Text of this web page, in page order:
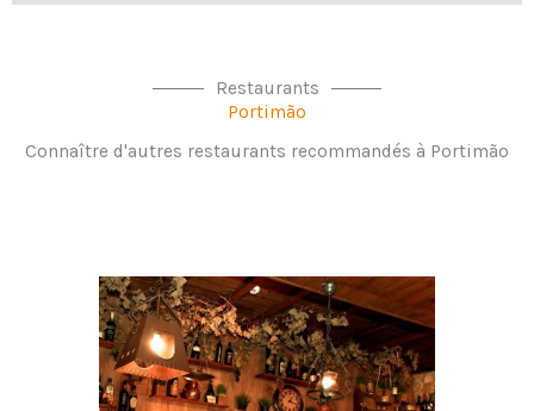
Restaurants
Portimão
Connaître d'autres restaurants recommandés à Portimão